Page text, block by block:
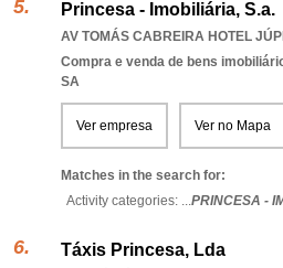
Princesa - Imobiliária, S.a.
AV TOMÁS CABREIRA HOTEL
Compra e venda de bens
SA
Ver empresa Ver no Mapa
Matches in the search for:
Activity categories: ...PRINCESA -
Táxis Princesa, Lda